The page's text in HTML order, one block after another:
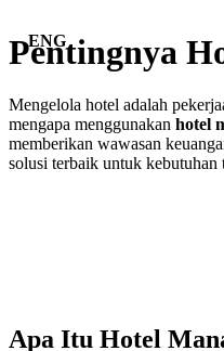
ENG
Pentingnya
Mengelola hotel adalah
mengapa menggunakan hotel
memberikan wawasan
solusi terbaik untuk kebutuhan
Apa Itu Hotel